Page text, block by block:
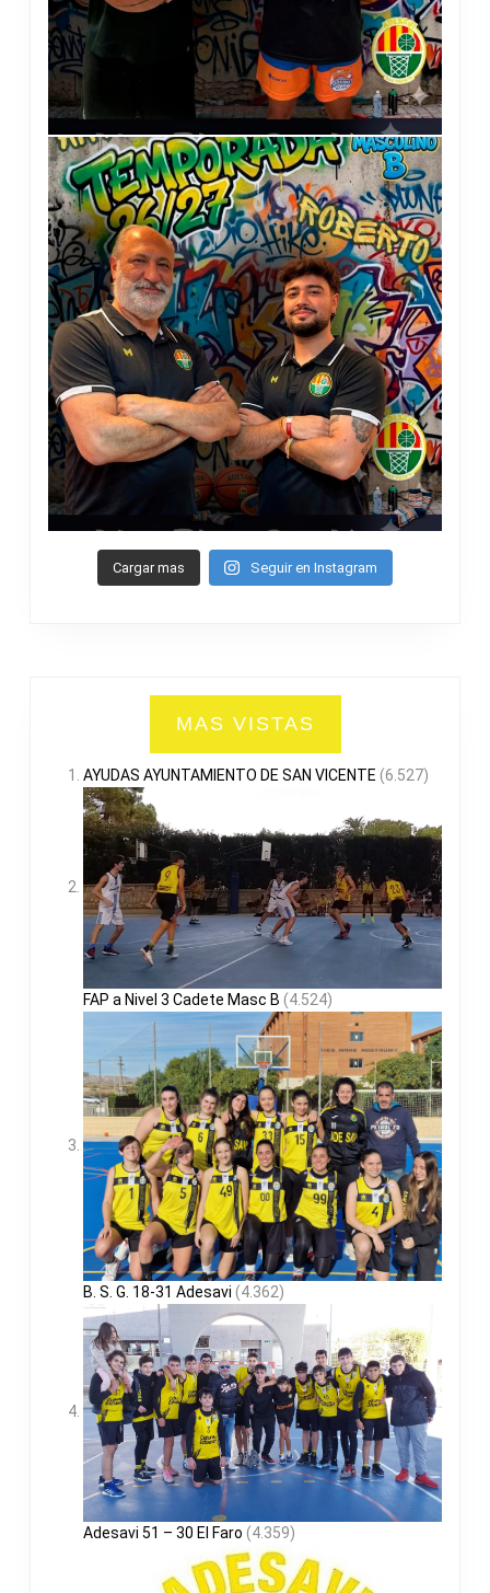
Cargar mas Seguir en Instagram
MAS VISTAS
AYUDAS AYUNTAMIENTO DE SAN VICENTE (6.527)
FAP a Nivel 3 Cadete Masc B (4.524)
B. S. G. 18-31 Adesavi (4.362)
Adesavi 51 – 30 El Faro (4.359)